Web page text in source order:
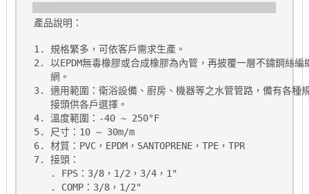
產品說明：
1. 規格繁多，可依客戶需求生產。
2. 以EPDM無毒橡膠或合成橡膠為內管，再披覆一層不鏽鋼絲編
   網。
3. 適用範圍：衛浴設備、廚房、機器等之水管管路，備有各種
   接頭供各戶選擇。
4. 溫度範圍：-40 ~ 250°F
5. 尺寸：10 ~ 30m/m
6. 材質：PVC，EPDM，SANTOPRENE，TPE，TPR
7. 接頭：
   . FPS：3/8，1/2，3/4，1"
   . COMP：3/8，1/2"